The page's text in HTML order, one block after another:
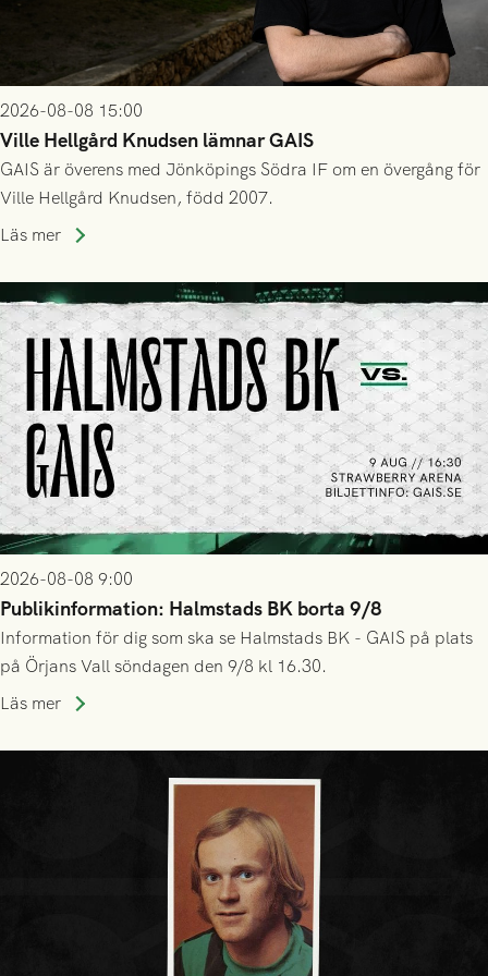
2026-08-08 15:00
Ville Hellgård Knudsen lämnar GAIS
GAIS är överens med Jönköpings Södra IF om en övergång för
Ville Hellgård Knudsen, född 2007.
Läs mer
2026-08-08 9:00
Publikinformation: Halmstads BK borta 9/8
Information för dig som ska se Halmstads BK - GAIS på plats
på Örjans Vall söndagen den 9/8 kl 16.30.
Läs mer